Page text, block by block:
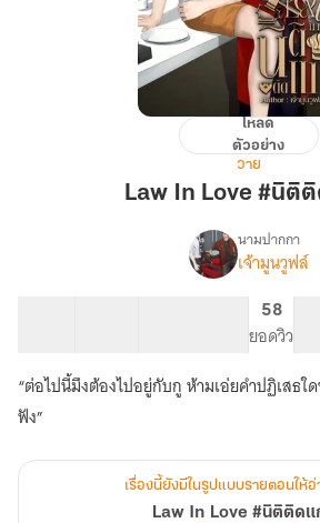
Love
โหลด
ตัวอย่าง
วาย
Law In Love #นิติ
เรื่องLaw
Love
#นิติ
ติด
แกง
นามปากกา
เจ้ามูนวูฟล์
58
ยอดวิว
“ต่อไปนี้มึงต้องไปอยู่กับกู ห้ามเอ่ยคำปฏิเสธใ
ฟัง”
เรื่องนี้ยังมีในรูปแบบรายตอนให้
Law In Love #นิติติดแ